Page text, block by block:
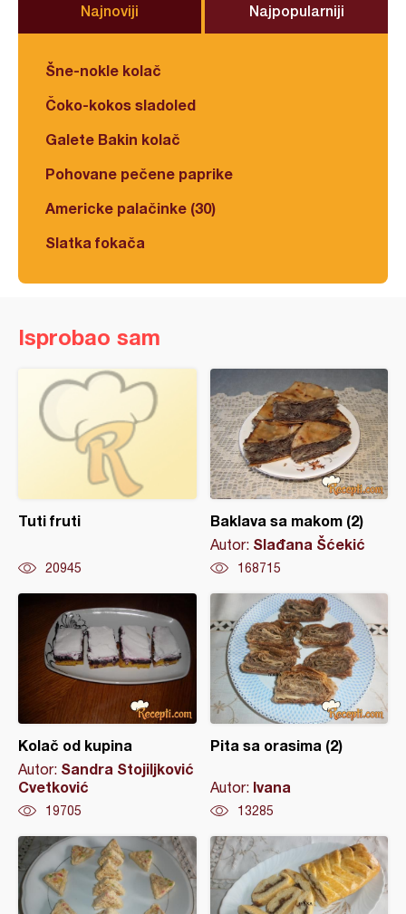
Najnoviji Najpopularniji
Šne-nokle kolač
Čoko-kokos sladoled
Galete Bakin kolač
Pohovane pečene paprike
Americke palačinke (30)
Slatka fokača
Isprobao sam
Tuti fruti
20945
Baklava sa makom (2)
Autor: Slađana Šćekić
168715
Kolač od kupina
Autor: Sandra Stojiljković
Cvetković
19705
Pita sa orasima (2)
Autor: Ivana
13285